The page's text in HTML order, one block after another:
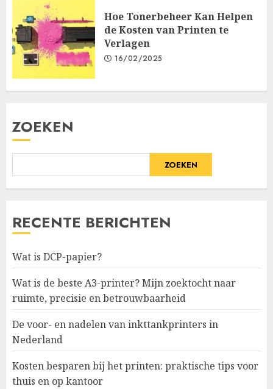
Hoe Tonerbeheer Kan Helpen
de Kosten van Printen te
Verlagen
16/02/2025
ZOEKEN
ZOEKEN
RECENTE BERICHTEN
Wat is DCP-papier?
Wat is de beste A3-printer? Mijn zoektocht naar
ruimte, precisie en betrouwbaarheid
De voor- en nadelen van inkttankprinters in
Nederland
Kosten besparen bij het printen: praktische tips voor
thuis en op kantoor